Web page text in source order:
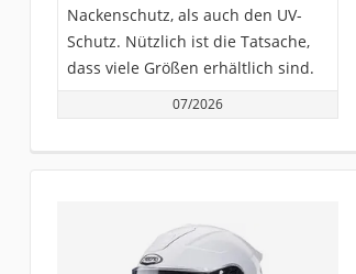
Nackenschutz, als auch den UV-
Schutz. Nützlich ist die Tatsache,
dass viele Größen erhältlich sind.
07/2026